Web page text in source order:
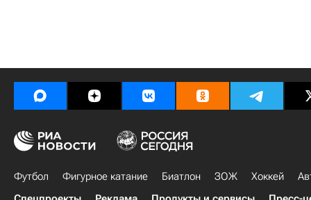
Футбол Фигурное катание Биатлон ЗОЖ Хоккей